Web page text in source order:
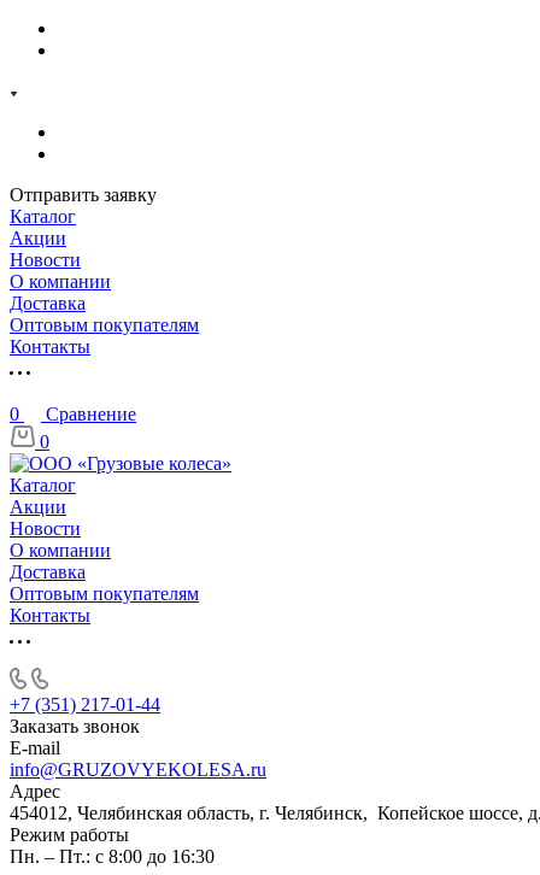
Отправить заявку
Каталог
Акции
Новости
О компании
Доставка
Оптовым покупателям
Контакты
0
Сравнение
0
Каталог
Акции
Новости
О компании
Доставка
Оптовым покупателям
Контакты
+7 (351) 217-01-44
Заказать звонок
E-mail
info@GRUZOVYEKOLESA.ru
Адрес
454012, Челябинская область, г. Челябинск, Копейское шоссе,
Режим работы
Пн. – Пт.: с 8:00 до 16:30